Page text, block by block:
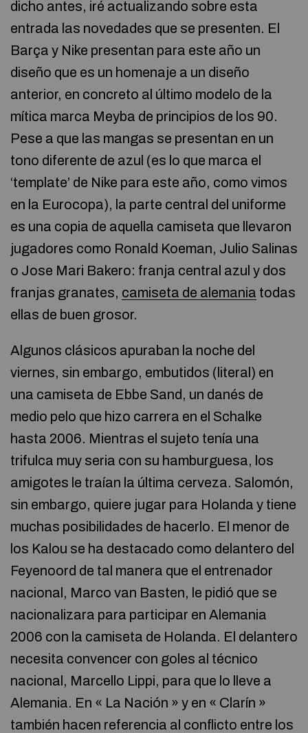
dicho antes, iré actualizando sobre esta
entrada las novedades que se presenten. El
Barça y Nike presentan para este año un
diseño que es un homenaje a un diseño
anterior, en concreto al último modelo de la
mítica marca Meyba de principios de los 90.
Pese a que las mangas se presentan en un
tono diferente de azul (es lo que marca el
‘template’ de Nike para este año, como vimos
en la Eurocopa), la parte central del uniforme
es una copia de aquella camiseta que llevaron
jugadores como Ronald Koeman, Julio Salinas
o Jose Mari Bakero: franja central azul y dos
franjas granates, camiseta de alemania todas
ellas de buen grosor.
Algunos clásicos apuraban la noche del
viernes, sin embargo, embutidos (literal) en
una camiseta de Ebbe Sand, un danés de
medio pelo que hizo carrera en el Schalke
hasta 2006. Mientras el sujeto tenía una
trifulca muy seria con su hamburguesa, los
amigotes le traían la última cerveza. Salomón,
sin embargo, quiere jugar para Holanda y tiene
muchas posibilidades de hacerlo. El menor de
los Kalou se ha destacado como delantero del
Feyenoord de tal manera que el entrenador
nacional, Marco van Basten, le pidió que se
nacionalizara para participar en Alemania
2006 con la camiseta de Holanda. El delantero
necesita convencer con goles al técnico
nacional, Marcello Lippi, para que lo lleve a
Alemania. En « La Nación » y en « Clarín »
también hacen referencia al conflicto entre los